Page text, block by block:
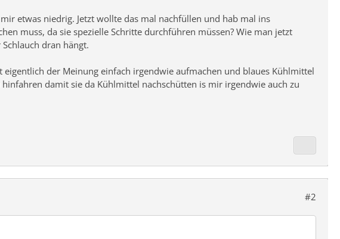
etwas niedrig. Jetzt wollte das mal nachfüllen und hab mal ins
muss, da sie spezielle Schritte durchführen müssen? Wie man jetzt
dran hängt.
der Meinung einfach irgendwie aufmachen und blaues Kühlmittel
damit sie da Kühlmittel nachschütten is mir irgendwie auch zu
#2